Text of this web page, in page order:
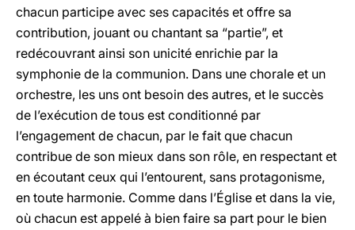
chacun participe avec ses capacités et offre sa
contribution, jouant ou chantant sa “partie”, et
redécouvrant ainsi son unicité enrichie par la
symphonie de la communion. Dans une chorale et un
orchestre, les uns ont besoin des autres, et le succès
de l’exécution de tous est conditionné par
l’engagement de chacun, par le fait que chacun
contribue de son mieux dans son rôle, en respectant et
en écoutant ceux qui l’entourent, sans protagonisme,
en toute harmonie. Comme dans l’Église et dans la vie,
où chacun est appelé à bien faire sa part pour le bien